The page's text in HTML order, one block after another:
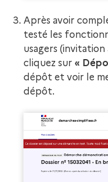
Après avoir
testé les
usagers
cliquez sur «
dépôt et voir le
dépôt.